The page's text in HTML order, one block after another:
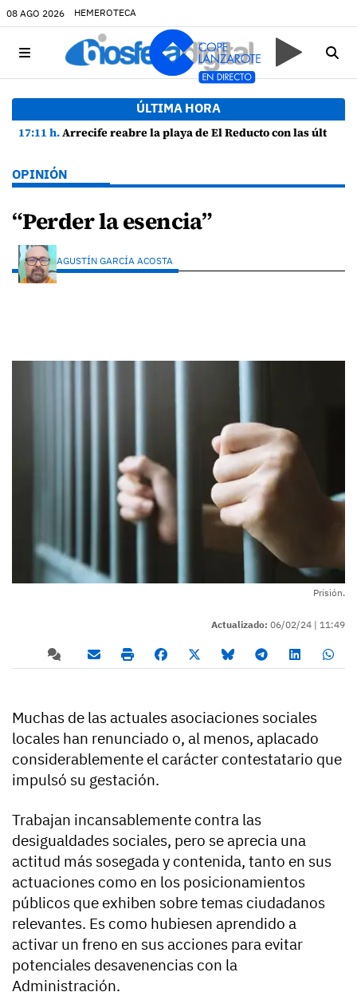
08 AGO 2026 HEMEROTECA
ÚLTIMA HORA
17:11 h.Arrecife reabre la playa de El Reducto con las últimas analíticas mostrando "una buena calidad de las aguas para el baño"
OPINIÓN
“Perder la esencia”
AGUSTÍN GARCÍA ACOSTA
Prisión.
Actualizado: 06/02/24 | 11:49
Muchas de las actuales asociaciones sociales
locales han renunciado o, al menos, aplacado
considerablemente el carácter contestatario que
impulsó su gestación.
Trabajan incansablemente contra las
desigualdades sociales, pero se aprecia una
actitud más sosegada y contenida, tanto en sus
actuaciones como en los posicionamientos
públicos que exhiben sobre temas ciudadanos
relevantes. Es como hubiesen aprendido a
activar un freno en sus acciones para evitar
potenciales desavenencias con la
Administración.